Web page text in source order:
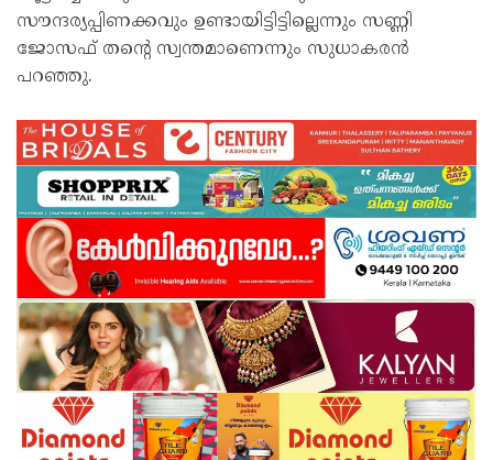
സൗന്ദര്യപ്പിണക്കവും ഉണ്ടായിട്ടിട്ടില്ലെന്നും സണ്ണി
ജോസഫ് തന്റെ സ്വന്തമാണെന്നും സുധാകരൻ
പറഞ്ഞു.